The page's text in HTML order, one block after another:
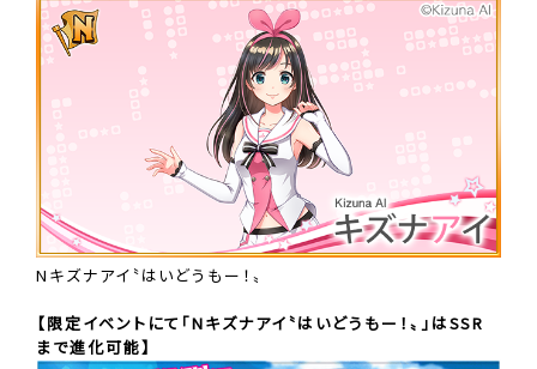
Nキズナアイ〝はいどうもー！〟
【限定イベントにて「Nキズナアイ〝はいどうもー！〟」はSSR
まで進化可能】